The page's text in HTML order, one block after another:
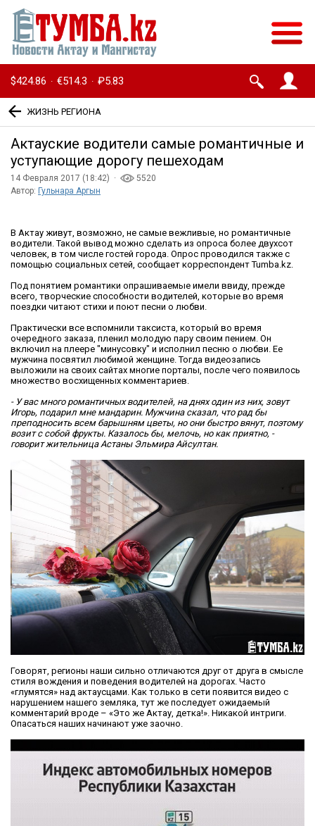
$424.86 · €514.3 · ₽5.83
ЖИЗНЬ РЕГИОНА
Актауские водители самые романтичные и
уступающие дорогу пешеходам
14 Февраля 2017 (18:42) ·
5520
Автор: Гульнара Аргын
В Актау живут, возможно, не самые вежливые, но романтичные
водители. Такой вывод можно сделать из опроса более двухсот
человек, в том числе гостей города. Опрос проводился также с
помощью социальных сетей, сообщает корреспондент Tumba.kz.
Под понятием романтики опрашиваемые имели ввиду, прежде
всего, творческие способности водителей, которые во время
поездки читают стихи и поют песни о любви.
Практически все вспомнили таксиста, который во время
очередного заказа, пленил молодую пару своим пением. Он
включил на плеере "минусовку" и исполнил песню о любви. Ее
мужчина посвятил любимой женщине. Тогда видеозапись
выложили на своих сайтах многие порталы, после чего появилось
множество восхищенных комментариев.
- У вас много романтичных водителей, на днях один из них, зовут
Игорь, подарил мне мандарин. Мужчина сказал, что рад бы
преподносить всем барышням цветы, но они быстро вянут, поэтому
возит с собой фрукты. Казалось бы, мелочь, но как приятно, -
говорит жительница Астаны Эльмира Айсултан.
Говорят, регионы наши сильно отличаются друг от друга в смысле
стиля вождения и поведения водителей на дорогах. Часто
«глумятся» над актаусцами. Как только в сети появится видео с
нарушением нашего земляка, тут же последует ожидаемый
комментарий вроде – «Это же Актау, детка!». Никакой интриги.
Опасаться наших начинают уже заочно.